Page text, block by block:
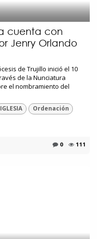
cuenta con
Jenry Orlando
de Trujillo inició el 10
de la Nunciatura
el nombramiento del
IGLESIA
Ordenación
0 111